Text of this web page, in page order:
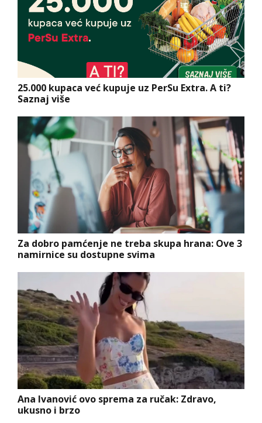
25.000 kupaca već kupuje uz PerSu Extra. A ti?
Saznaj više
Za dobro pamćenje ne treba skupa hrana: Ove 3
namirnice su dostupne svima
Ana Ivanović ovo sprema za ručak: Zdravo,
ukusno i brzo